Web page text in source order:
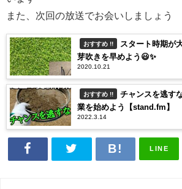
また、次回の放送でお会いしましょう
おすすめ !!
スタート時期が
芽吹きを早めよう😃✨
2020.10.21
おすすめ !!
チャンスを逃す
業を始めよう【stand.fm】
2022.3.14
LINE